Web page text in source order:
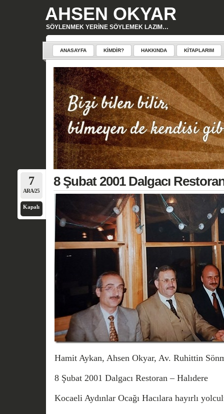
AHSEN OKYAR
SÖYLENMEK YERINE SÖYLEMEK LAZIM…
ANASAYFA KIMDIR? HAKKINDA KITAPLARIM
7
ARA/25
Kapalı
8 Şubat 2001 Dalgacı
Hamit Aykan, Ahsen Okyar, Av. Ruhittin
8 Şubat 2001 Dalgacı Restoran – Halıdere
Kocaeli Aydınlar Ocağı Hacılara hayırlı